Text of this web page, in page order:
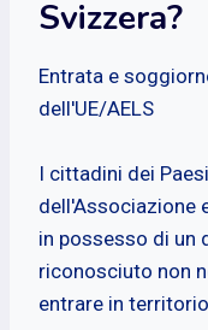
Svizzera?
Entrata e
dell'UE/AELS
I cittadini dei
dell'Associazione
in possesso di un
riconosciuto non
entrare in